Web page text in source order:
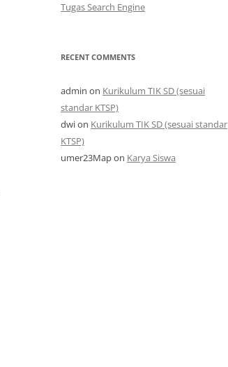
Tugas Search Engine
RECENT COMMENTS
admin on Kurikulum TIK SD (sesuai
standar KTSP)
dwion Kurikulum TIK SD (sesuai standar
KTSP)
umer23Mapon Karya Siswa